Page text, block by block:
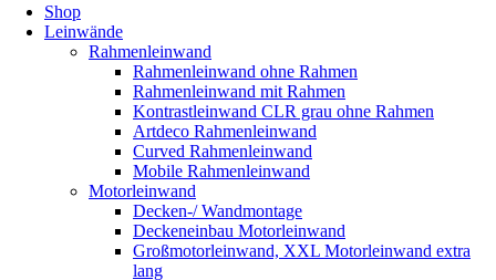
Shop
Leinwände
Rahmenleinwand
Rahmenleinwand ohne Rahmen
Rahmenleinwand mit Rahmen
Kontrastleinwand CLR grau ohne Rahmen
Artdeco Rahmenleinwand
Curved Rahmenleinwand
Mobile Rahmenleinwand
Motorleinwand
Decken-/ Wandmontage
Deckeneinbau Motorleinwand
Großmotorleinwand, XXL Motorleinwand extra
lang